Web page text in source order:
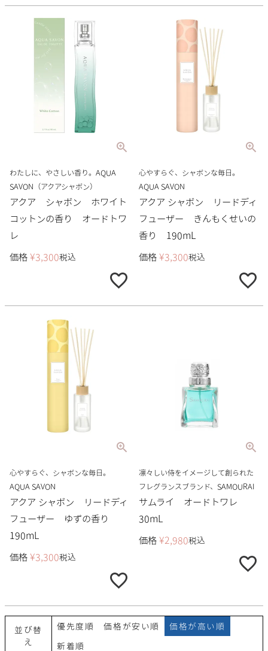
わたしに、やさしい香り。AQUA
SAVON（アクアシャボン）
アクア シャボン ホワイト
コットンの香り オードトワ
レ
価格 ¥3,300税込
心やすらぐ、シャボンな毎日。
AQUA SAVON
アクア シャボン リードディ
フューザー きんもくせいの
香り 190mL
価格 ¥3,300税込
心やすらぐ、シャボンな毎日。
AQUA SAVON
アクア シャボン リードディ
フューザー ゆずの香り
190mL
価格 ¥3,300税込
凛々しい侍をイメージして創られた
フレグランスブランド、SAMOURAI
サムライ オードトワレ
30mL
価格 ¥2,980税込
並び替
え
優先度順 価格が安い順 価格が高い順
新着順